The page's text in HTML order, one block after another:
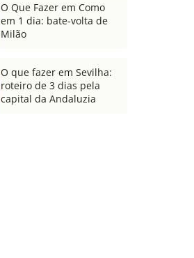
O Que Fazer em Como
em 1 dia: bate-volta de
Milão
O que fazer em Sevilha:
roteiro de 3 dias pela
capital da Andaluzia